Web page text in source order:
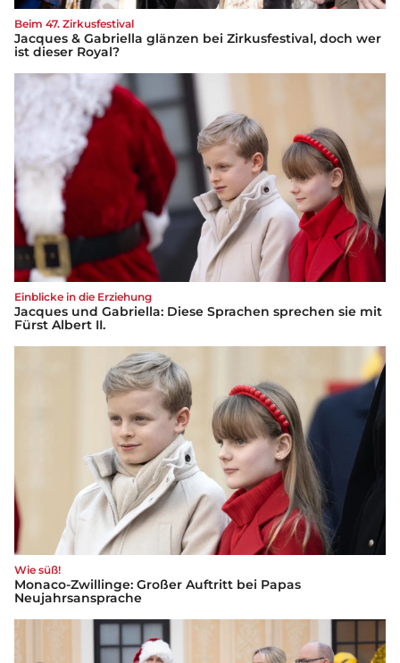
Beim 47. Zirkusfestival
Jacques & Gabriella glänzen bei Zirkusfestival, doch wer
ist dieser Royal?
Einblicke in die Erziehung
Jacques und Gabriella: Diese Sprachen sprechen sie mit
Fürst Albert II.
Wie süß!
Monaco-Zwillinge: Großer Auftritt bei Papas
Neujahrsansprache